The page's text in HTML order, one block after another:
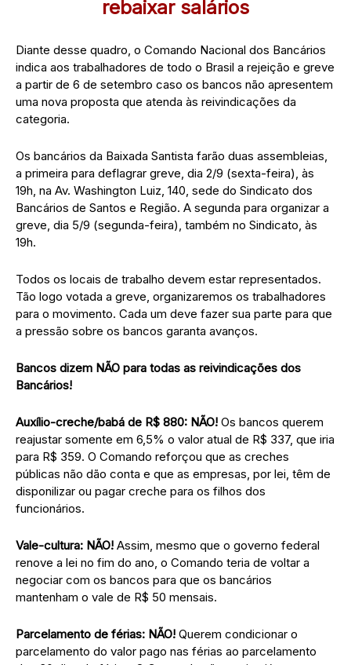
rebaixar salários
Diante desse quadro, o Comando Nacional dos Bancários
indica aos trabalhadores de todo o Brasil a rejeição e greve
a partir de 6 de setembro caso os bancos não apresentem
uma nova proposta que atenda às reivindicações da
categoria.
Os bancários da Baixada Santista farão duas assembleias,
a primeira para deflagrar greve, dia 2/9 (sexta-feira), às
19h, na Av. Washington Luiz, 140, sede do Sindicato dos
Bancários de Santos e Região. A segunda para organizar a
greve, dia 5/9 (segunda-feira), também no Sindicato, às
19h.
Todos os locais de trabalho devem estar representados.
Tão logo votada a greve, organizaremos os trabalhadores
para o movimento. Cada um deve fazer sua parte para que
a pressão sobre os bancos garanta avanços.
Bancos dizem NÃO para todas as reivindicações dos
Bancários!
Auxílio-creche/babá de R$ 880: NÃO! Os bancos querem
reajustar somente em 6,5% o valor atual de R$ 337, que iria
para R$ 359. O Comando reforçou que as creches
públicas não dão conta e que as empresas, por lei, têm de
disponilizar ou pagar creche para os filhos dos
funcionários.
Vale-cultura: NÃO! Assim, mesmo que o governo federal
renove a lei no fim do ano, o Comando teria de voltar a
negociar com os bancos para que os bancários
mantenham o vale de R$ 50 mensais.
Parcelamento de férias: NÃO! Querem condicionar o
parcelamento do valor pago nas férias ao parcelamento